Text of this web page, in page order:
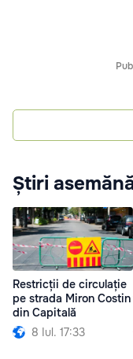
Știri
Restricții de circulație
pe strada Miron Costin
din Capitală
8 Iul. 17:33